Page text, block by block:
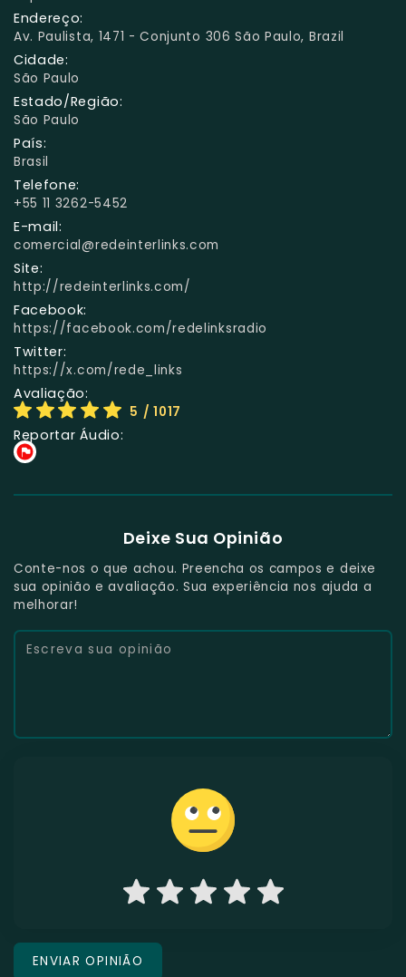
Endereço:
Av. Paulista, 1471 - Conjunto 306 São Paulo, Brazil
Cidade:
São Paulo
Estado/Região:
São Paulo
País:
Brasil
Telefone:
+55 11 3262-5452
E-mail:
comercial@redeinterlinks.com
Site:
http://redeinterlinks.com/
Facebook:
https://facebook.com/redelinksradio
Twitter:
https://x.com/rede_links
Avaliação:
5 / 1017
Reportar Áudio:
Deixe Sua Opinião
Conte-nos o que achou. Preencha os campos e deixe
sua opinião e avaliação. Sua experiência nos ajuda a
melhorar!